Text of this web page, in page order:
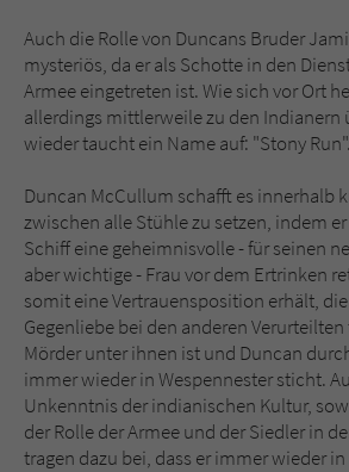
Auch die Rolle von Duncans Bruder
mysteriös, da er als Schotte in den
Armee eingetreten ist. Wie sich vor Ort
allerdings mittlerweile zu den Indianern
wieder taucht ein Name auf: "Stony Run".
Duncan McCullum schafft es innerhalb
zwischen alle Stühle zu setzen, indem
Schiff eine geheimnisvolle - für seinen
aber wichtige - Frau vor dem Ertrinken
somit eine Vertrauensposition erhält,
Gegenliebe bei den anderen
Mörder unter ihnen ist und Duncan
immer wieder in Wespennester sticht.
Unkenntnis der indianischen Kultur,
der Rolle der Armee und der Siedler in
tragen dazu bei, dass er immer wieder in